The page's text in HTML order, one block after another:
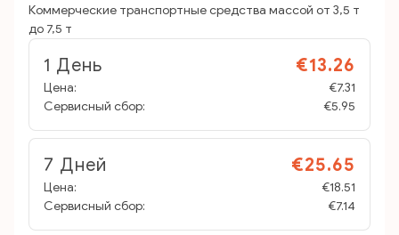
Коммерческие транспортные средства массой от 3,5 т
до 7,5 т
1 День €13.26
Цена:
€7.31
Сервисный сбор:
€5.95
7 Дней €25.65
Цена:
€18.51
Сервисный сбор:
€7.14